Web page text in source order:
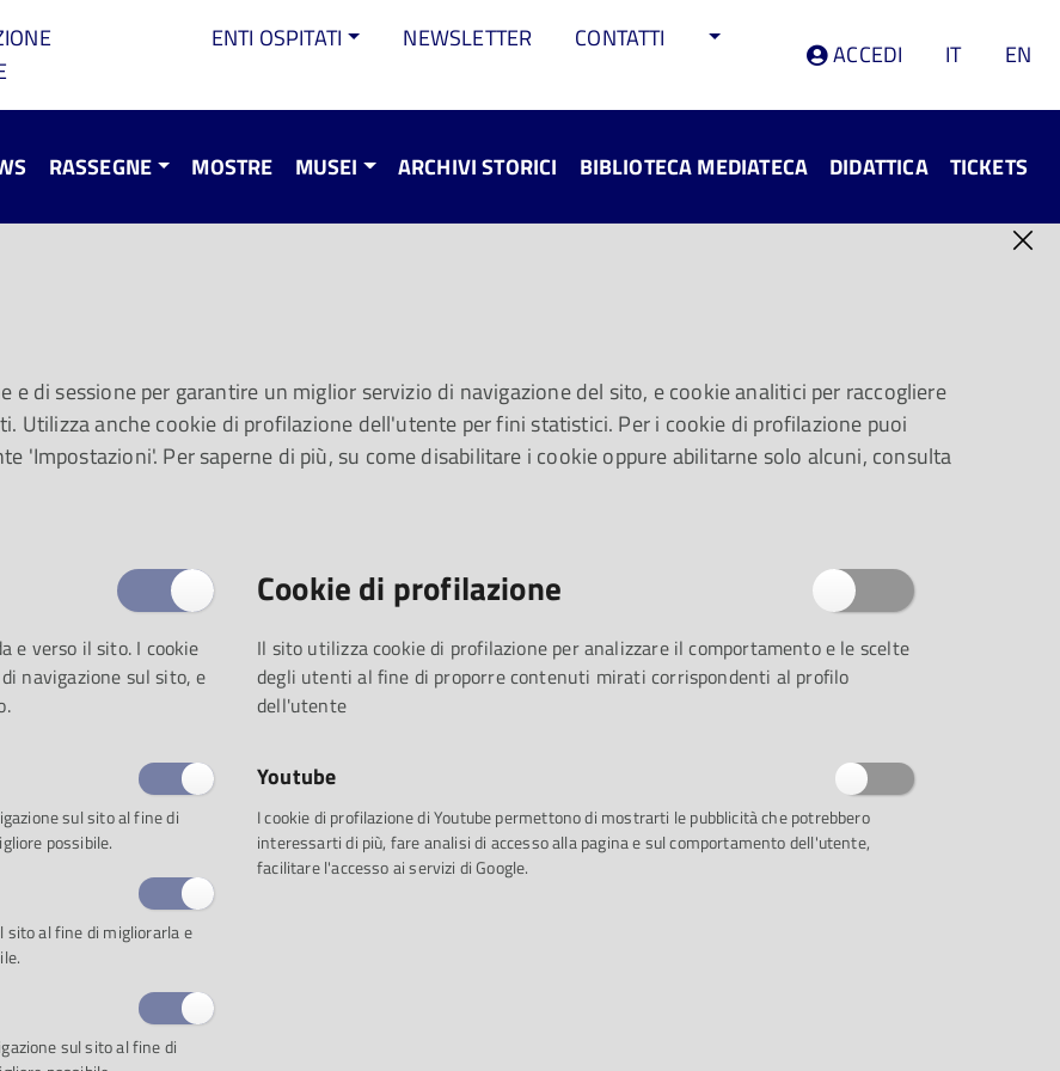
ENTI OSPITATI NEWSLETTER CONTATTI
ACCEDI IT EN
RASSEGNE MOSTRE MUSEI ARCHIVI STORICI BIBLIOTECA MEDIATECA DIDATTICA TICKETS
Controtempi 2024
16OTT
di sessione per garantire un miglior servizio di navigazione del sito, e cookie analitici per raccogliere
Utilizza anche cookie di profilazione dell'utente per fini statistici. Per i cookie di profilazione puoi
'Impostazioni'. Per saperne di più, su come disabilitare i cookie oppure abilitarne solo alcuni, consulta
e verso il sito. I cookie
navigazione sul sito, e
sul sito al fine di
possibile.
sito al fine di migliorarla e
sul sito al fine di
Cookie di profilazione
Il sito utilizza cookie di profilazione per analizzare il comportamento e le scelte
degli utenti al fine di proporre contenuti mirati corrispondenti al profilo
dell'utente
Youtube
I cookie di profilazione di Youtube permettono di mostrarti le pubblicità che potrebbero
interessarti di più, fare analisi di accesso alla pagina e sul comportamento dell'utente,
facilitare l'accesso ai servizi di Google.